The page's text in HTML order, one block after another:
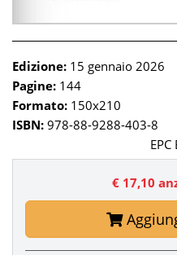
Edizione: 15 gennaio 2026
Pagine: 144
Formato: 150x210
ISBN: 978-88-9288-403-8
€ 17,10